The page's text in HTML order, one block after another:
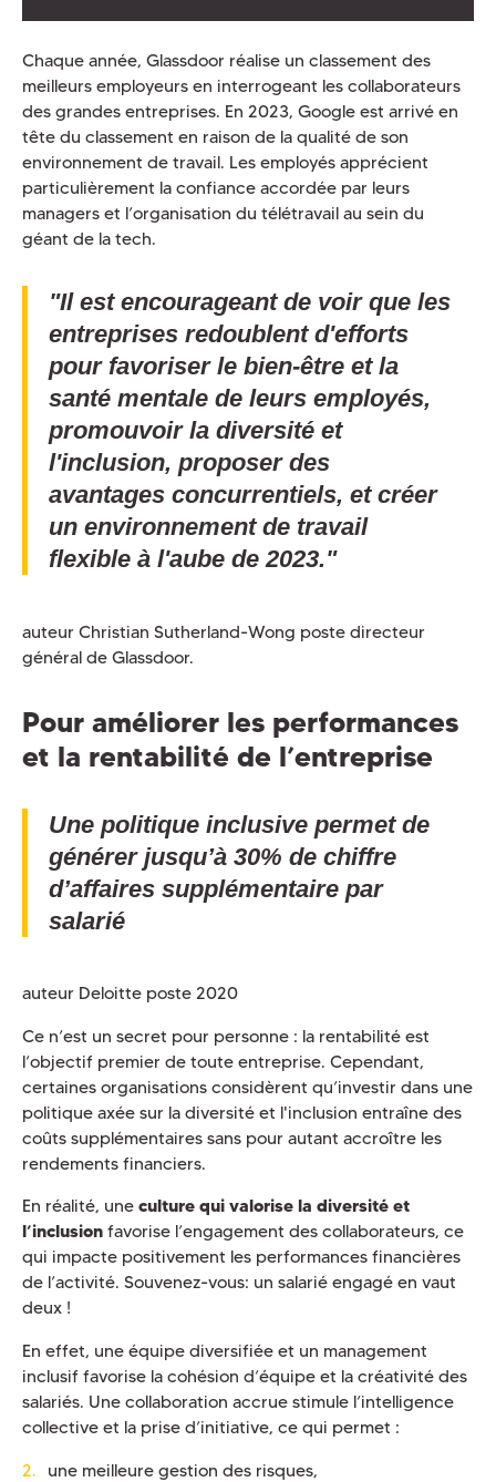
Chaque année, Glassdoor réalise un classement des
meilleurs employeurs en interrogeant les collaborateurs
des grandes entreprises. En 2023, Google est arrivé en
tête du classement en raison de la qualité de son
environnement de travail. Les employés apprécient
particulièrement la confiance accordée par leurs
managers et l’organisation du télétravail au sein du
géant de la tech.
"Il est encourageant de voir que les
entreprises redoublent d'efforts
pour favoriser le bien-être et la
santé mentale de leurs employés,
promouvoir la diversité et
l'inclusion, proposer des
avantages concurrentiels, et créer
un environnement de travail
flexible à l'aube de 2023."
auteur Christian Sutherland-Wong poste directeur
général de Glassdoor.
Pour améliorer les performances
et la rentabilité de l’entreprise
Une politique inclusive permet de
générer jusqu’à 30% de chiffre
d’affaires supplémentaire par
salarié
auteur Deloitte poste 2020
Ce n’est un secret pour personne : la rentabilité est
l’objectif premier de toute entreprise. Cependant,
certaines organisations considèrent qu’investir dans une
politique axée sur la diversité et l'inclusion entraîne des
coûts supplémentaires sans pour autant accroître les
rendements financiers.
En réalité, une culture qui valorise la diversité et
l’inclusionfavorise l’engagement des collaborateurs, ce
qui impacte positivement les performances financières
de l’activité. Souvenez-vous: un salarié engagé en vaut
deux !
En effet, une équipe diversifiée et un management
inclusif favorise la cohésion d’équipe et la créativité des
salariés. Une collaboration accrue stimule l’intelligence
collective et la prise d’initiative, ce qui permet :
une meilleure gestion des risques,